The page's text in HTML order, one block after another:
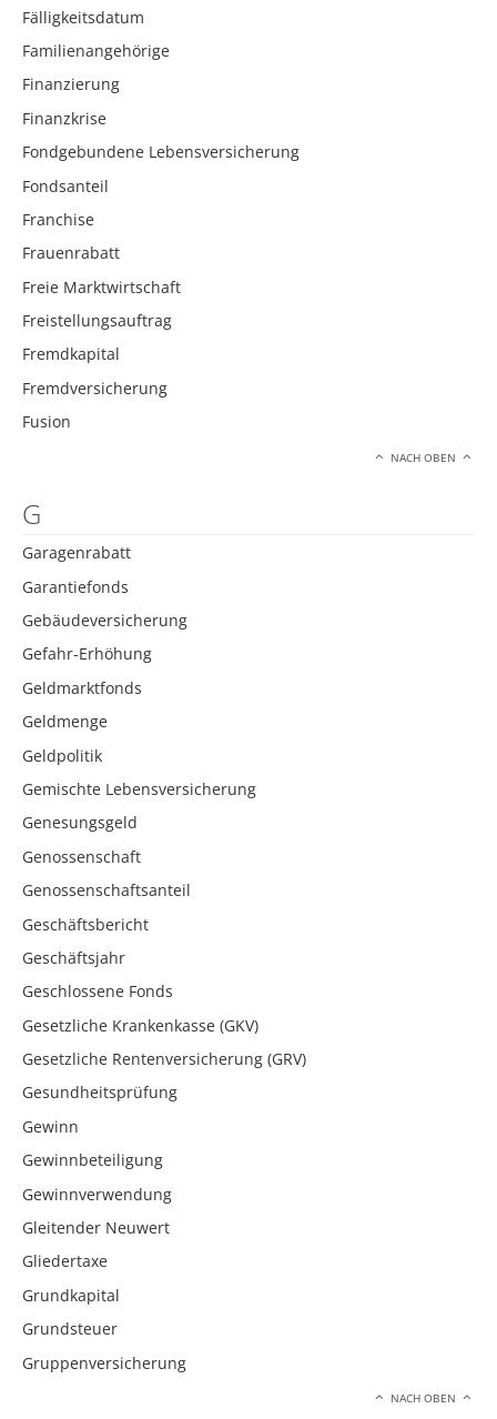
Fälligkeitsdatum
Familienangehörige
Finanzierung
Finanzkrise
Fondgebundene Lebensversicherung
Fondsanteil
Franchise
Frauenrabatt
Freie Marktwirtschaft
Freistellungsauftrag
Fremdkapital
Fremdversicherung
Fusion
NACH OBEN
G
Garagenrabatt
Garantiefonds
Gebäudeversicherung
Gefahr-Erhöhung
Geldmarktfonds
Geldmenge
Geldpolitik
Gemischte Lebensversicherung
Genesungsgeld
Genossenschaft
Genossenschaftsanteil
Geschäftsbericht
Geschäftsjahr
Geschlossene Fonds
Gesetzliche Krankenkasse (GKV)
Gesetzliche Rentenversicherung (GRV)
Gesundheitsprüfung
Gewinn
Gewinnbeteiligung
Gewinnverwendung
Gleitender Neuwert
Gliedertaxe
Grundkapital
Grundsteuer
Gruppenversicherung
NACH OBEN